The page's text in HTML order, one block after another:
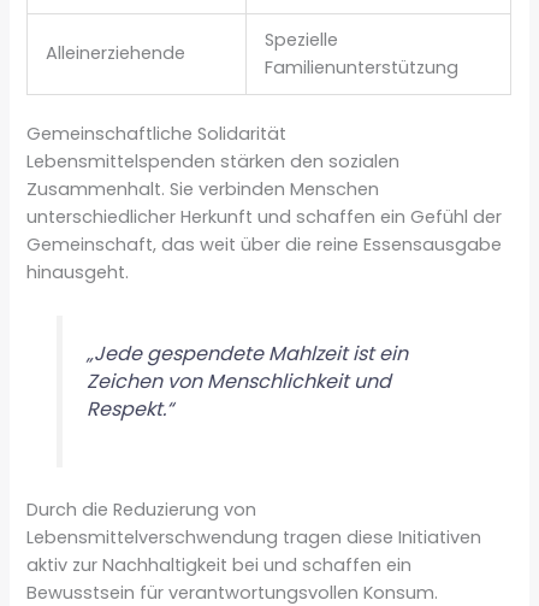
Alleinerziehende
Spezielle
Familienunterstützung
Gemeinschaftliche Solidarität
Lebensmittelspenden stärken den sozialen
Zusammenhalt. Sie verbinden Menschen
unterschiedlicher Herkunft und schaffen ein Gefühl der
Gemeinschaft, das weit über die reine Essensausgabe
hinausgeht.
„Jede gespendete Mahlzeit ist ein
Zeichen von Menschlichkeit und
Respekt.“
Durch die Reduzierung von
Lebensmittelverschwendung tragen diese Initiativen
aktiv zur Nachhaltigkeit bei und schaffen ein
Bewusstsein für verantwortungsvollen Konsum.